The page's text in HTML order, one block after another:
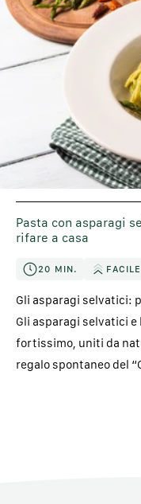
Pasta con asparagi
rifare a casa
20 MIN. FACILE
Gli asparagi selvatici:
Gli asparagi selvatici e
fortissimo, uniti da
regalo spontaneo del